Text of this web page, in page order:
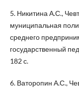
5. Никитина А.С.,
муниципальная
среднего
государственный
182 с.
6. Ваторопин А.С.,